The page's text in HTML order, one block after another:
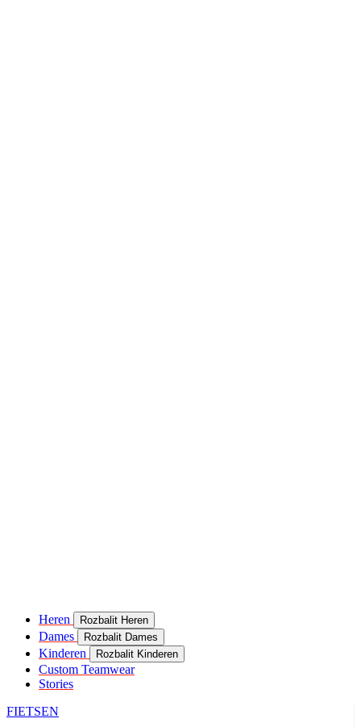
Heren Rozbalit Heren
Dames Rozbalit Dames
Kinderen Rozbalit Kinderen
Custom Teamwear
Stories
FIETSEN